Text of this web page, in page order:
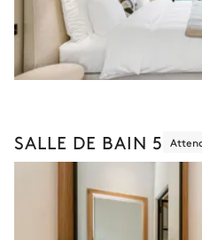
SALLE DE BAIN 5